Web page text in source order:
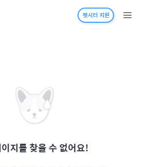
펫시터 지원
지를 찾을 수 없어요!